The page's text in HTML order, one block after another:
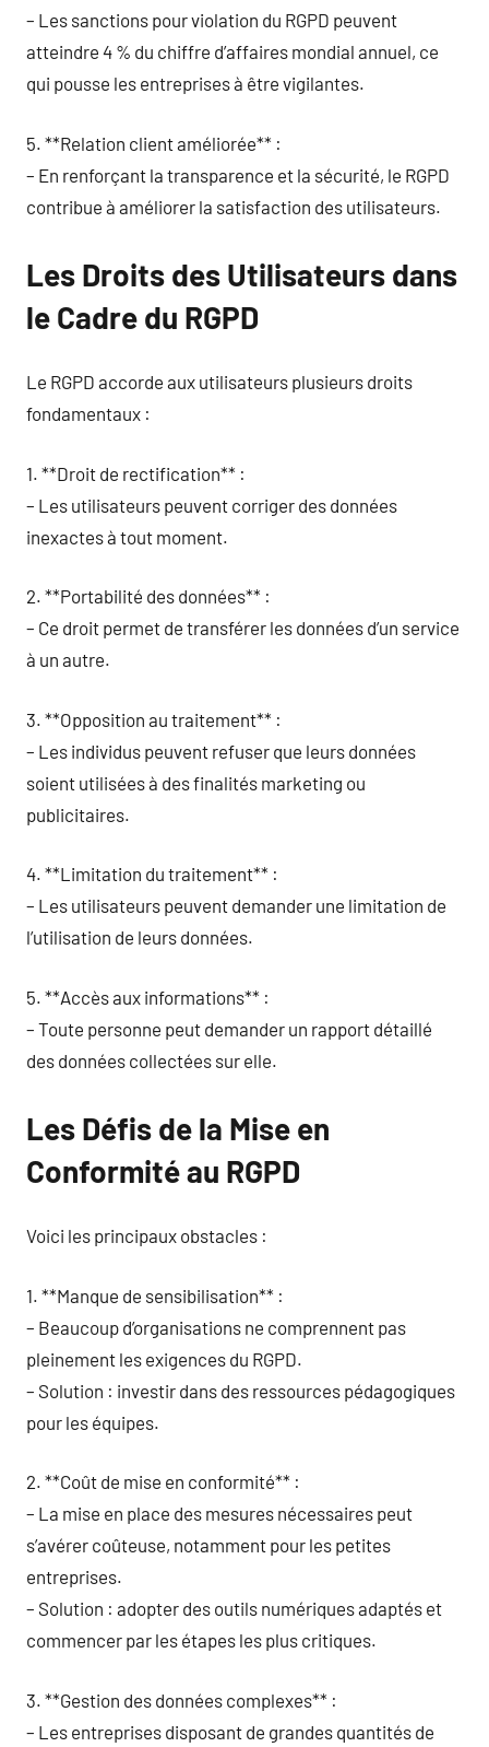
– Les sanctions pour violation du RGPD peuvent
atteindre 4 % du chiffre d’affaires mondial annuel, ce
qui pousse les entreprises à être vigilantes.
5. **Relation client améliorée** :
– En renforçant la transparence et la sécurité, le RGPD
contribue à améliorer la satisfaction des utilisateurs.
Les Droits des Utilisateurs dans
le Cadre du RGPD
Le RGPD accorde aux utilisateurs plusieurs droits
fondamentaux :
1. **Droit de rectification** :
– Les utilisateurs peuvent corriger des données
inexactes à tout moment.
2. **Portabilité des données** :
– Ce droit permet de transférer les données d’un service
à un autre.
3. **Opposition au traitement** :
– Les individus peuvent refuser que leurs données
soient utilisées à des finalités marketing ou
publicitaires.
4. **Limitation du traitement** :
– Les utilisateurs peuvent demander une limitation de
l’utilisation de leurs données.
5. **Accès aux informations** :
– Toute personne peut demander un rapport détaillé
des données collectées sur elle.
Les Défis de la Mise en
Conformité au RGPD
Voici les principaux obstacles :
1. **Manque de sensibilisation** :
– Beaucoup d’organisations ne comprennent pas
pleinement les exigences du RGPD.
– Solution : investir dans des ressources pédagogiques
pour les équipes.
2. **Coût de mise en conformité** :
– La mise en place des mesures nécessaires peut
s’avérer coûteuse, notamment pour les petites
entreprises.
– Solution : adopter des outils numériques adaptés et
commencer par les étapes les plus critiques.
3. **Gestion des données complexes** :
– Les entreprises disposant de grandes quantités de